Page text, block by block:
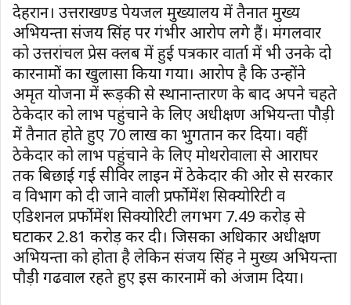
देहरादून। उत्तराखण्ड पेयजल मुख्यालय में तैनात मुख्य
अभियन्ता संजय सिंह पर गंभीर आरोप लगे हैं। मंगलवार
को उत्तरांचल प्रेस क्लब में हुई पत्रकार वार्ता में भी उनके दो
कारनामों का खुलासा किया गया। आरोप है कि उन्होंने
अमृत योजना में रूड़की से स्थानान्तारण के बाद अपने चहते
ठेकेदार को लाभ पहुंचाने के लिए अधीक्षण अभियन्ता पौड़ी
में तैनात होते हुए 70 लाख का भुगतान कर दिया। वहीं
ठेकेदार को लाभ पहुंचाने के लिए मोथरोवाला से आराघर
तक बिछाई गई सीविर लाइन में ठेकेदार की ओर से सरकार
व विभाग को दी जाने वाली प्रर्फोमेंश सिक्योरिटी व
एडिशनल प्रर्फोमेंश सिक्योरिटी लगभग 7.49 करोड़ से
घटाकर 2.81 करोड़ कर दी। जिसका अधिकार अधीक्षण
अभियन्ता को होता है लेकिन संजय सिंह ने मुख्य अभियन्ता
पौड़ी गढवाल रहते हुए इस कारनामें को अंजाम दिया।